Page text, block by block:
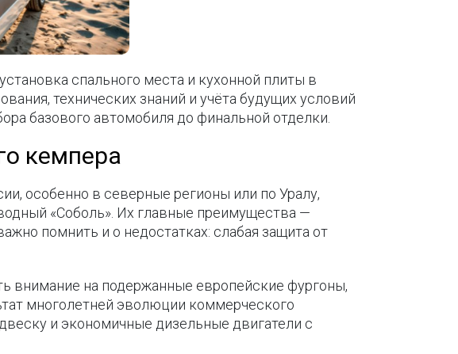
спального места и кухонной плиты в
технических знаний и учёта будущих условий
базового автомобиля до финальной отделки.
кемпера
особенно в северные регионы или по Уралу,
«Соболь». Их главные преимущества —
помнить и о недостатках: слабая защита от
внимание на подержанные европейские фургоны,
многолетней эволюции коммерческого
и экономичные дизельные двигатели с